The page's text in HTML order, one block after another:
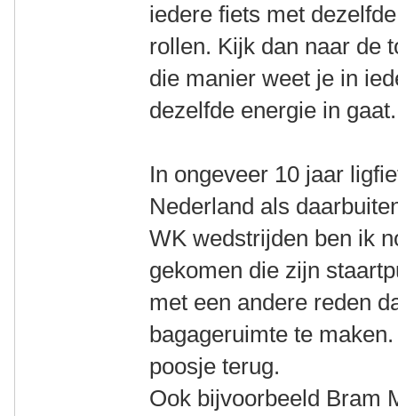
iedere fiets met
rollen. Kijk dan naar de
die manier weet je in
dezelfde energie in gaat.
In ongeveer 10 jaar
Nederland als
WK wedstrijden ben ik
gekomen die zijn
met een andere reden
bagageruimte te
poosje terug.
Ook bijvoorbeeld Bram